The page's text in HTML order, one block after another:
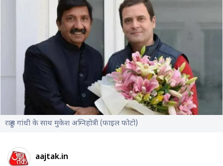
राहुल गांधी के साथ मुकेश अग्निहोत्री (फाइल फोटो)
aajtak.in